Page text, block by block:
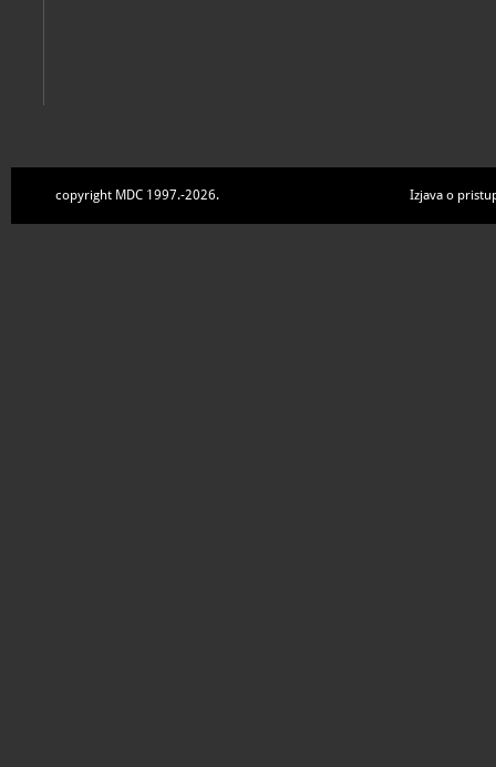
copyright MDC 1997.-2026. Izjava o